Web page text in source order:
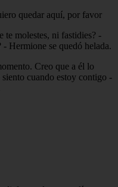
quedar aquí, por favor
te molestes, ni fastidies? -
Hermione se quedó helada.
Creo que a él lo
cuando estoy contigo -